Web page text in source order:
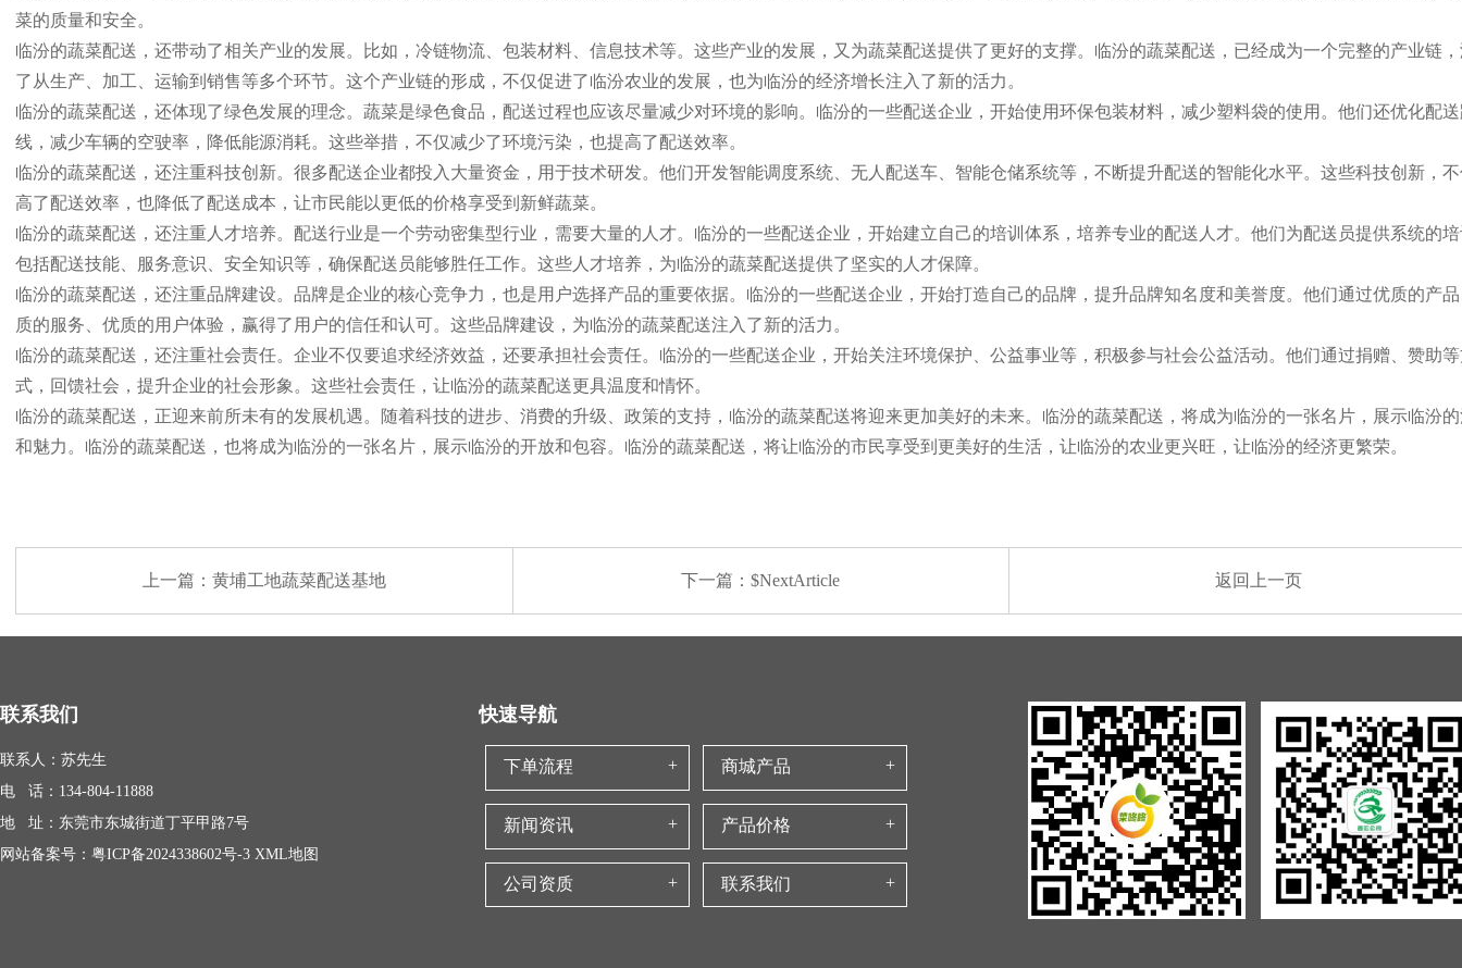
菜的质量和安全。
临汾的蔬菜配送，还带动了相关产业的发展。比如，冷链物流、包装材料、信息技术等。这些产业的发展，又为蔬菜配送提供了更好的支撑。临汾的蔬菜配送，已经成为一个完整的产业链
了从生产、加工、运输到销售等多个环节。这个产业链的形成，不仅促进了临汾农业的发展，也为临汾的经济增长注入了新的活力。
临汾的蔬菜配送，还体现了绿色发展的理念。蔬菜是绿色食品，配送过程也应该尽量减少对环境的影响。临汾的一些配送企业，开始使用环保包装材料，减少塑料袋的使用。他们还优化配
线，减少车辆的空驶率，降低能源消耗。这些举措，不仅减少了环境污染，也提高了配送效率。
临汾的蔬菜配送，还注重科技创新。很多配送企业都投入大量资金，用于技术研发。他们开发智能调度系统、无人配送车、智能仓储系统等，不断提升配送的智能化水平。这些科技创新，
高了配送效率，也降低了配送成本，让市民能以更低的价格享受到新鲜蔬菜。
临汾的蔬菜配送，还注重人才培养。配送行业是一个劳动密集型行业，需要大量的人才。临汾的一些配送企业，开始建立自己的培训体系，培养专业的配送人才。他们为配送员提供系统的
包括配送技能、服务意识、安全知识等，确保配送员能够胜任工作。这些人才培养，为临汾的蔬菜配送提供了坚实的人才保障。
临汾的蔬菜配送，还注重品牌建设。品牌是企业的核心竞争力，也是用户选择产品的重要依据。临汾的一些配送企业，开始打造自己的品牌，提升品牌知名度和美誉度。他们通过优质的产
质的服务、优质的用户体验，赢得了用户的信任和认可。这些品牌建设，为临汾的蔬菜配送注入了新的活力。
临汾的蔬菜配送，还注重社会责任。企业不仅要追求经济效益，还要承担社会责任。临汾的一些配送企业，开始关注环境保护、公益事业等，积极参与社会公益活动。他们通过捐赠、赞助
式，回馈社会，提升企业的社会形象。这些社会责任，让临汾的蔬菜配送更具温度和情怀。
临汾的蔬菜配送，正迎来前所未有的发展机遇。随着科技的进步、消费的升级、政策的支持，临汾的蔬菜配送将迎来更加美好的未来。临汾的蔬菜配送，将成为临汾的一张名片，展示临汾
和魅力。临汾的蔬菜配送，也将成为临汾的一张名片，展示临汾的开放和包容。临汾的蔬菜配送，将让临汾的市民享受到更美好的生活，让临汾的农业更兴旺，让临汾的经济更繁荣。
上一篇： 黄埔工地蔬菜配送基地 下一篇：$NextArticle 返回上一页
联系我们
联系人：苏先生
电 话：134-804-11888
地 址：东莞市东城街道丁平甲路7号
网站备案号： 粤ICP备2024338602号-3 XML地图
快速导航
下单流程 商城产品
新闻资讯 产品价格
公司资质 联系我们